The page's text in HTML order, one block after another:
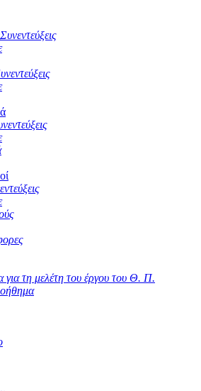
Συνεντεύξεις
για τη μελέτη του έργου του Θ. Π.